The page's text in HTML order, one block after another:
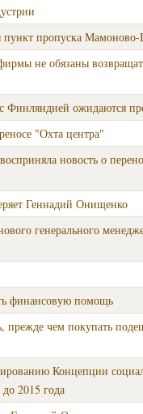
пункт пропуска
не обязаны
Финляндией ожидаются
"Охта центра"
новость о
Геннадий Онищенко
генерального
финансовую помощь
прежде чем покупать
Концепции
2015 года